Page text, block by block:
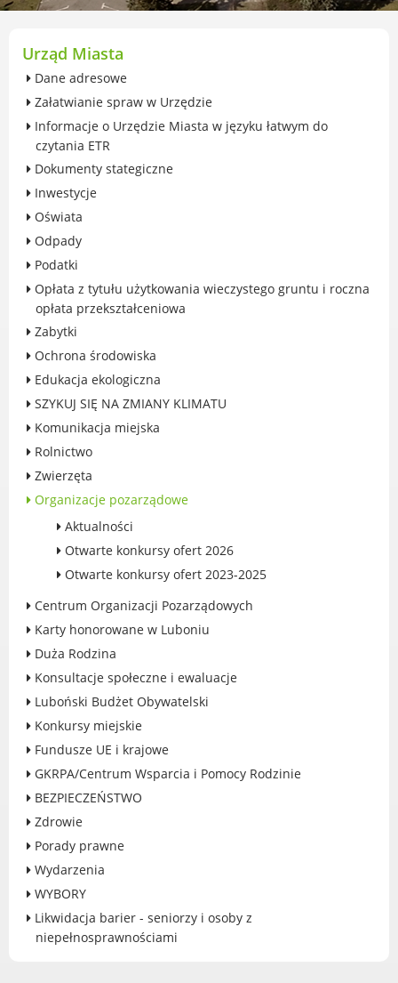
przekształceniowa
Ochrona środowiska
Edukacja ekologiczna
SZYKUJ SIĘ NA ZMIANY KLIMATU
Komunikacja miejska
Rolnictwo
Zwierzęta
Organizacje pozarządowe
Konsultacje społeczne i ewaluacje
Luboński Budżet Obywatelski
GKRPA/Centrum Wsparcia i Pomocy
Rodzinie
BEZPIECZEŃSTWO
Zdrowie
Porady prawne
Wydarzenia
WYBORY
Likwidacja barier - seniorzy i osoby z
niepełnosprawnościami
MIASTO LUBOŃ
Władze Miasta
O mieście
Luboński Szlak Architektury
Przemysłowej
Śladami historii Lubonia
Kultura
Komenda Straży Miejskiej Miasta
Luboń
Komisariat Policji w Luboniu
LOSiR
Urząd Miasta
Dane adresowe
Załatwianie spraw w Urzędzie
Informacje o Urzędzie Miasta w języku łatwym do
czytania ETR
Dokumenty stategiczne
Inwestycje
Oświata
Odpady
Podatki
Opłata z tytułu użytkowania wieczystego gruntu i roczna
opłata przekształceniowa
Zabytki
Ochrona środowiska
Edukacja ekologiczna
SZYKUJ SIĘ NA ZMIANY KLIMATU
Komunikacja miejska
Rolnictwo
Zwierzęta
Organizacje pozarządowe
Aktualności
Otwarte konkursy ofert 2026
Otwarte konkursy ofert 2023-2025
Centrum Organizacji Pozarządowych
Karty honorowane w Luboniu
Duża Rodzina
Konsultacje społeczne i ewaluacje
Luboński Budżet Obywatelski
Konkursy miejskie
Fundusze UE i krajowe
GKRPA/Centrum Wsparcia i Pomocy Rodzinie
BEZPIECZEŃSTWO
Zdrowie
Porady prawne
Wydarzenia
WYBORY
Likwidacja barier - seniorzy i osoby z
niepełnosprawnościami